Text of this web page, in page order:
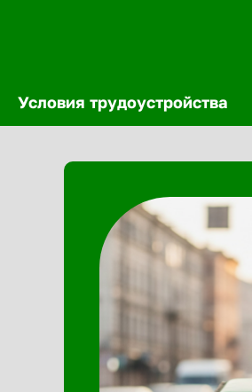
Условия трудоустройства